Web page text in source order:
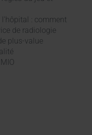
l'hôpital : comment
de radiologie
plus-value